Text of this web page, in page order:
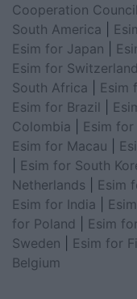
Cooperation Council
South America
Esim for Japan
Esim for Switzerland
South Africa
Esim
Esim for Brazil
Colombia
Esim
Esim for Macau
Esim for South
Netherlands
Esim
Esim for India
for Poland
Esim
Sweden
Esim for
Belgium